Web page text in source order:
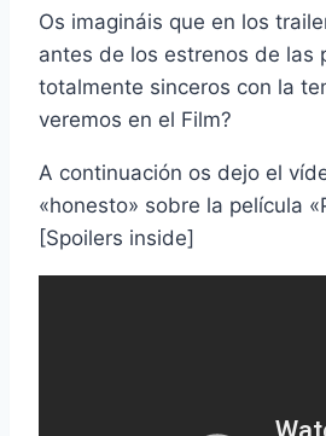
Os imagináis que en los
antes de los estrenos de las
totalmente sinceros con la
veremos en el Film?
A continuación os dejo el
«honesto» sobre la pelí­cula
[Spoilers inside]